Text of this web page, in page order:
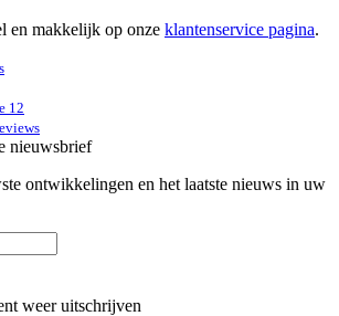
en makkelijk op onze klantenservice pagina.
12
nieuwsbrief
ontwikkelingen en het laatste nieuws in uw
weer uitschrijven